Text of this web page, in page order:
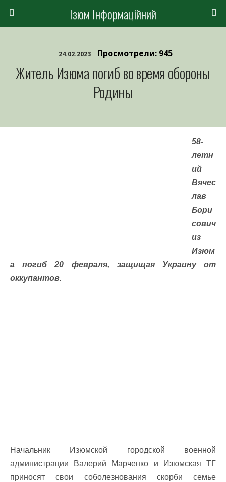
Ізюм Інформаційний
24.02.2023 Просмотрели: 945
Житель Изюма погиб во время обороны
Родины
58-
летн
ий
Вячес
лав
Бори
сович
из
Изюм
а погиб 20 февраля, защищая Украину от
оккупантов.
Начальник Изюмской городской военной
администрации Валерий Марченко и Изюмская ТГ
приносят свои соболезнования скорби семье